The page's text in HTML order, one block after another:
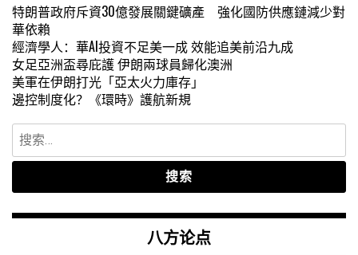
特朗普政府斥資30億發展關鍵礦產 強化國防供應鏈減少對
華依賴
經濟學人：華AI投資不足美一成 效能追美前沿九成
女足亞洲盃尋庇護 伊朗兩球員歸化澳洲
美軍在伊朗打光「亞太火力庫存」
邊控制度化？《環時》護航新規
搜
索：
八方论点